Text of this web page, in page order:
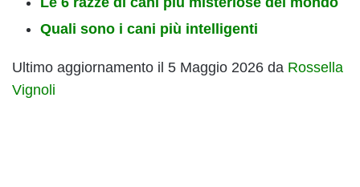
Quali sono i cani più intelligenti
Ultimo aggiornamento il 5 Maggio 2026 da Rossella
Vignoli